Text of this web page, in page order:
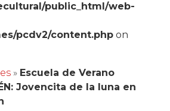
public_html/web-
pcdv2/content.phpon
» Escuela de Verano
Jovencita de la luna en